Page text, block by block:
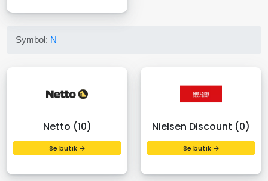
Symbol: N
Netto (10)
Se butik →
Nielsen Discount (0)
Se butik →